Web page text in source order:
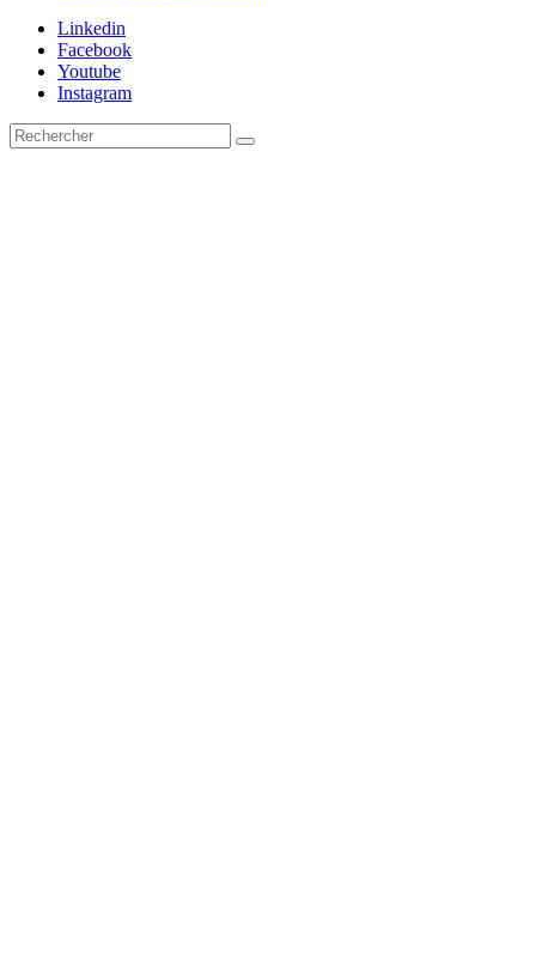
Linkedin
Facebook
Youtube
Instagram